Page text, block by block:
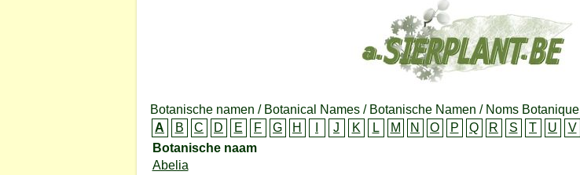
Botanische namen / Botanical Names / Botanische Namen / Noms Botanique
A
B C D E F G H J K L M N O P Q R S T U V
Botanische naam
Abelia